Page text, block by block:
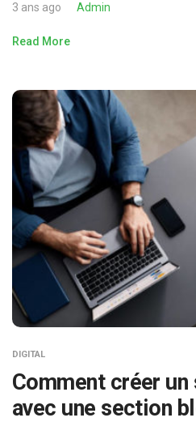
3 ans ago Admin
Read More
DIGITAL
Comment créer
avec une section